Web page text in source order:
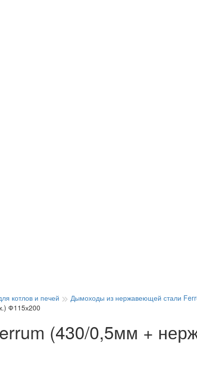
котлов и печей Дымоходы из нержавеющей стали
Ф115х200
(430/0,5мм +